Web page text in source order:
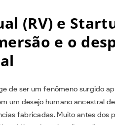
(RV) e
e o
de ser um fenômeno surgido
um desejo humano ancestral
fabricadas. Muito antes dos